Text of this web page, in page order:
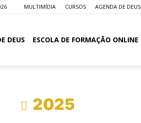
MULTIMÍDIA CURSOS AGENDA DE DEUS
DEUS ESCOLA DE FORMAÇÃO ONLINE
2025